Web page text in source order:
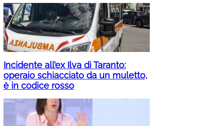
Incidente all’ex Ilva di Taranto:
operaio schiacciato da un muletto,
è in codice rosso